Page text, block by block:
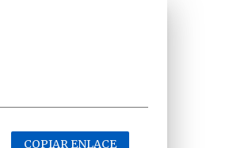
COPIAR ENLACE